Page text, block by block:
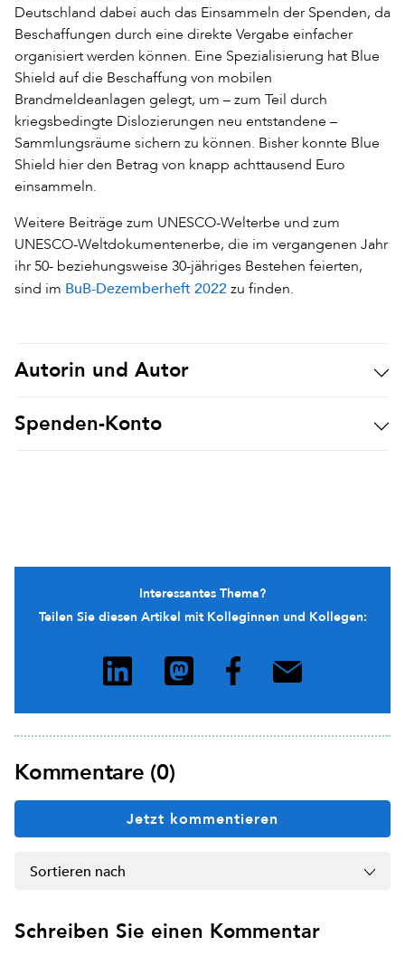
Deutschland dabei auch das Einsammeln der Spenden, da
Beschaffungen durch eine direkte Vergabe einfacher
organisiert werden können. Eine Spezialisierung hat Blue
Shield auf die Beschaffung von mobilen
Brandmeldeanlagen gelegt, um – zum Teil durch
kriegsbedingte Dislozierungen neu entstandene –
Sammlungsräume sichern zu können. Bisher konnte Blue
Shield hier den Betrag von knapp achttausend Euro
einsammeln.
Weitere Beiträge zum UNESCO-Welterbe und zum
UNESCO-Weltdokumentenerbe, die im vergangenen Jahr
ihr 50- beziehungsweise 30-jähriges Bestehen feierten,
sind im BuB-Dezemberheft 2022 zu finden.
Autorin und Autor
Spenden-Konto
Interessantes Thema?
Teilen Sie diesen Artikel mit Kolleginnen und Kollegen:
Kommentare (0)
Jetzt kommentieren
Sortieren nach
Schreiben Sie einen Kommentar